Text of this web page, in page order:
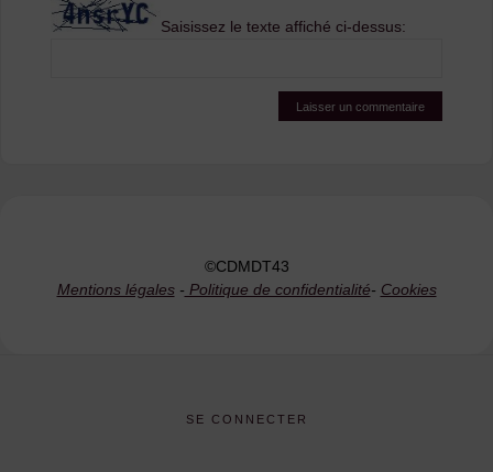
Saisissez le texte affiché ci-dessus:
©CDMDT43
Mentions légales- Politique de confidentialité- Cookies
SE CONNECTER